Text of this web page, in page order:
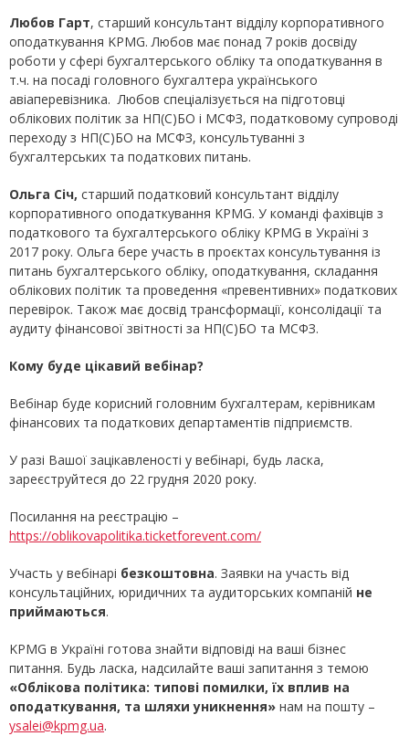
Любов Гарт, старший консультант відділу корпоративного
оподаткування KPMG. Любов має понад 7 років досвіду
роботи у сфері бухгалтерського обліку та оподаткування в
т.ч. на посаді головного бухгалтера українського
авіаперевізника. Любов спеціалізується на підготовці
облікових політик за НП(С)БО і МСФЗ, податковому супроводі
переходу з НП(С)БО на МСФЗ, консультуванні з
бухгалтерських та податкових питань.
Ольга Січ, старший податковий консультант відділу
корпоративного оподаткування KPMG. У команді фахівців з
податкового та бухгалтерського обліку KPMG в Україні з
2017 року. Ольга бере участь в проєктах консультування із
питань бухгалтерського обліку, оподаткування, складання
облікових політик та проведення «превентивних» податкових
перевірок. Також має досвід трансформації, консолідації та
аудиту фінансової звітності за НП(С)БО та МСФЗ.
Кому буде цікавий вебінар?
Вебінар буде корисний головним бухгалтерам, керівникам
фінансових та податкових департаментів підприємств.
У разі Вашої зацікавленості у вебінарі, будь ласка,
зареєструйтеся до 22 грудня 2020 року.
Посилання на реєстрацію –
https://oblikovapolitika.ticketforevent.com/
Участь у вебінарі безкоштовна. Заявки на участь від
консультаційних, юридичних та аудиторських компаній не
приймаються.
KPMG в Україні готова знайти відповіді на ваші бізнес
питання. Будь ласка, надсилайте ваші запитання з темою
«Облікова політика: типові помилки, їх вплив на
оподаткування, та шляхи уникнення» нам на пошту –
ysalei@kpmg.ua.